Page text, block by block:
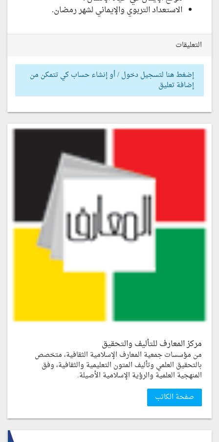
الاستعداد التربوي والإيماني لشهر رمضان.
التعليقات
إضغط هنا لتسجيل دخول / أو إنشاء حساب كي تتمكن من
إضافة تعليق
مركز المعارف للتأليف والتحقيق
من مؤسسات جمعية المعارف الإسلامية الثقافية، متخصص
بالتحقيق العلمي وتأليف المتون التعليمية والثقافية، وفق
المنهجية العلمية والرؤية الإسلامية الأصيلة.
صفحة الكاتب